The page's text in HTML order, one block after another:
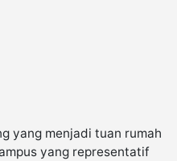
yang menjadi tuan rumah
yang representatif